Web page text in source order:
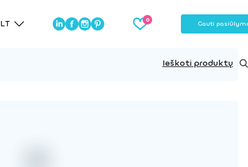
LT Gauti
Ieškoti produktų